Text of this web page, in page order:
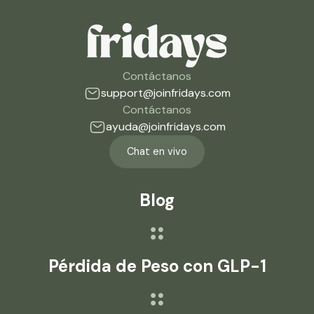
Contáctanos
support@joinfridays.com
Contáctanos
ayuda@joinfridays.com
Chat en vivo
Blog
Pérdida de Peso con GLP-1